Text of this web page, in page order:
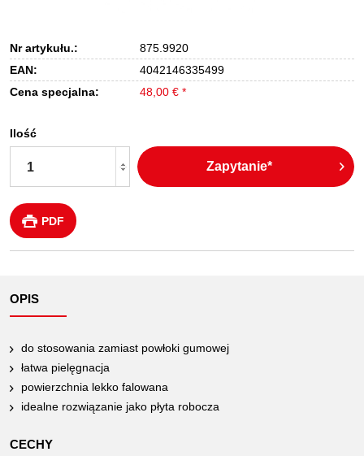
Nr artykułu.:
875.9920
EAN:
4042146335499
Cena specjalna:
48,00 € *
Ilość
Zapytanie*
PDF
OPIS
do stosowania zamiast powłoki gumowej
łatwa pielęgnacja
powierzchnia lekko falowana
idealne rozwiązanie jako płyta robocza
CECHY